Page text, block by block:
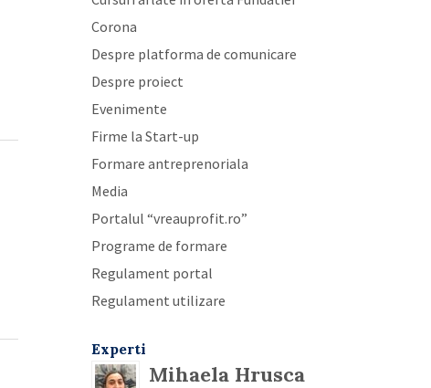
Corona
Despre platforma de comunicare
Despre proiect
Evenimente
Firme la Start-up
Formare antreprenoriala
Media
Portalul “vreauprofit.ro”
Programe de formare
Regulament portal
Regulament utilizare
Experti
Mihaela Hrusca